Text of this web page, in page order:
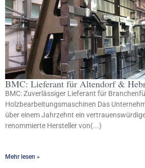
BMC: Lieferant für Altendorf &
BMC: Zuverlässiger Lieferant für
Holzbearbeitungsmaschinen Das
über einem Jahrzehnt ein
renommierte Hersteller von(...)
Mehr lesen »